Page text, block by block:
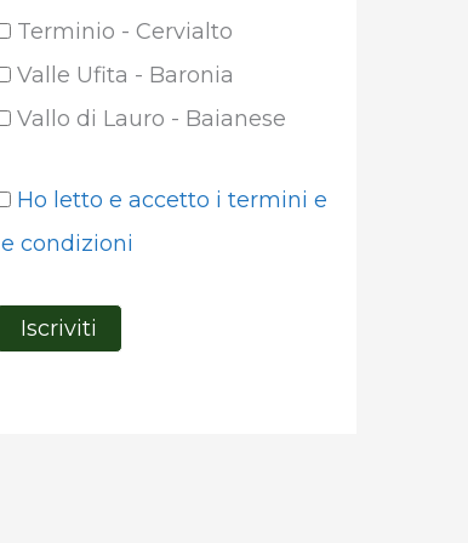
Terminio - Cervialto
Valle Ufita - Baronia
Vallo di Lauro - Baianese
Ho letto e accetto i termini e
le condizioni